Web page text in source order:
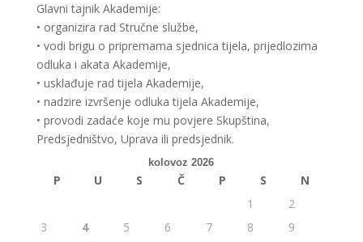
Glavni tajnik Akademije:
• organizira rad Stručne službe,
• vodi brigu o pripremama sjednica tijela, prijedlozima
odluka i akata Akademije,
• usklađuje rad tijela Akademije,
• nadzire izvršenje odluka tijela Akademije,
• provodi zadaće koje mu povjere Skupština,
Predsjedništvo, Uprava ili predsjednik.
kolovoz 2026
P U S Č P S
N
1
2
3
4 5 6 7 8
9